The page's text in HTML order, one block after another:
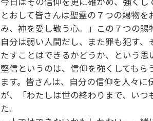
とおして皆さんは聖霊の７つの賜物
み、神を愛し敬う心。」この７つの
自分は弱い人間だし、また罪も犯す
たすことはできるかどうか、という思
堅信というのは、信仰を強くしても
ます。皆さんは、自分の信仰を人々
が、「わたしは世の終わりまで、い
た。